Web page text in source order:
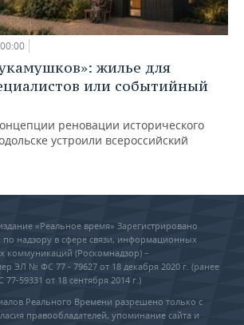
жилье для
или событийный
реновации исторического
устроили всероссийский
«Реальное время» Зарегистрировано
надзору в сфере связи, информационных
коммуникаций (Роскомнадзор) –
ЭЛ № ФС 77 - 79627 от 18 декабря 2020 г. (ранее
59331 от 18 сентября 2014 г.)
Реального Времени разрешено только с
правообладателей, упоминание сайта и